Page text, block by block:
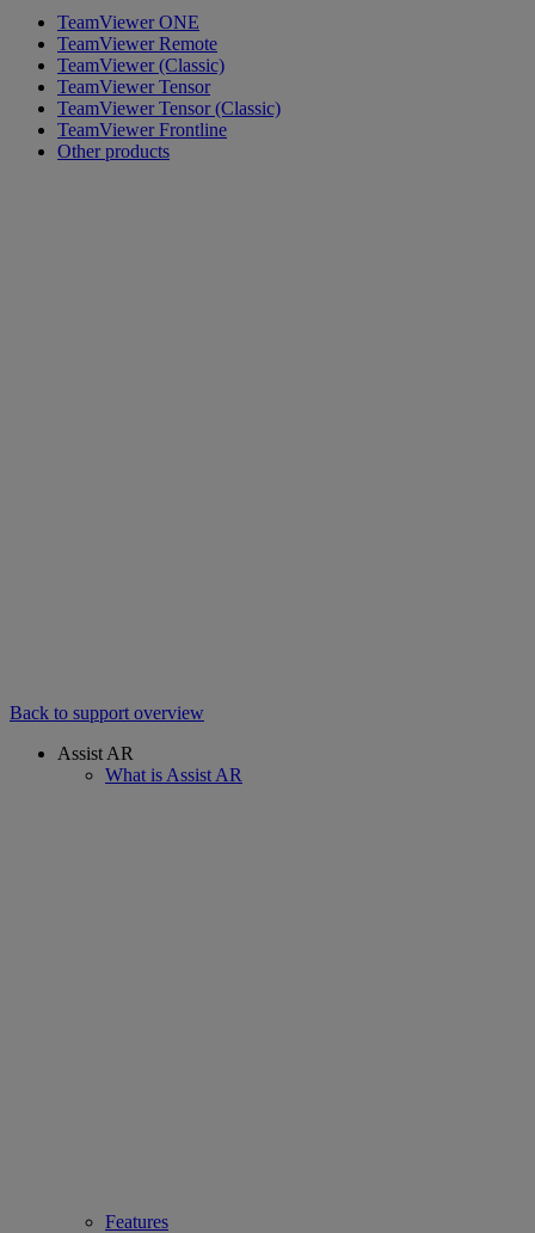
TeamViewer ONE
TeamViewer Remote
TeamViewer (Classic)
TeamViewer Tensor
TeamViewer Tensor (Classic)
TeamViewer Frontline
Other products
Back to support overview
Assist AR
What is Assist AR
Features